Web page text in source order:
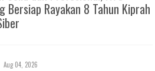
Bersiap Rayakan 8 Tahun Kiprah
Aug 04, 2026